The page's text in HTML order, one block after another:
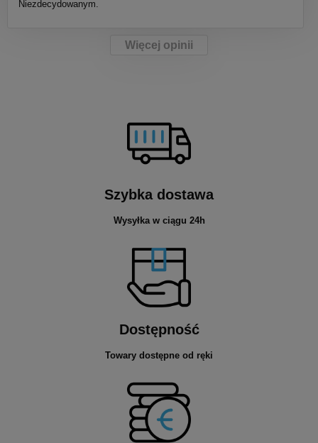
Niezdecydowanym.
Więcej opinii
Szybka dostawa
Wysyłka w ciągu 24h
Dostępność
Towary dostępne od ręki